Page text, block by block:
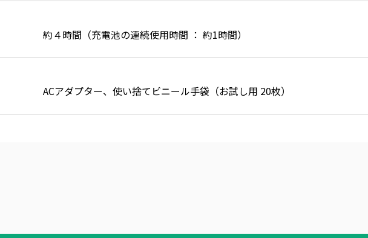
約４時間（充電池の連続使用時間 ： 約1時間）
ACアダプター、使い捨てビニール手袋（お試し用 20枚）